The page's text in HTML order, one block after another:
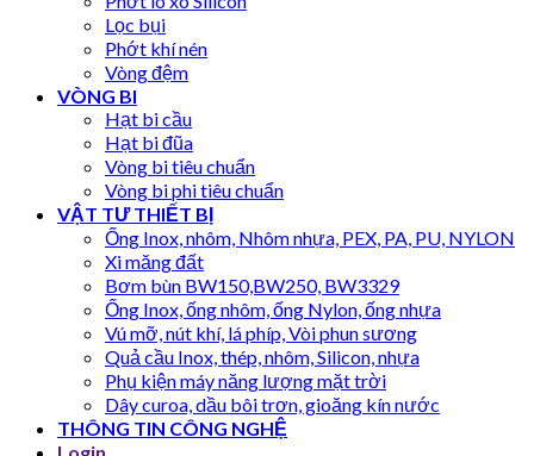
Lọc bụi
Phớt khí nén
Vòng đệm
VÒNG BI
Hạt bi cầu
Hạt bi đũa
Vòng bi tiêu chuẩn
Vòng bi phi tiêu chuẩn
VẬT TƯ THIẾT BỊ
Ống Inox, nhôm, Nhôm nhựa, PEX, PA, PU, NYLON
Xi măng đất
Bơm bùn BW150,BW250, BW3329
Ống Inox, ống nhôm, ống Nylon, ống nhựa
Vú mỡ, nút khí, lá phíp, Vòi phun sương
Quả cầu Inox, thép, nhôm, Silicon, nhựa
Phụ kiện máy năng lượng mặt trời
Dây curoa, dầu bôi trơn, gioăng kín nước
THÔNG TIN CÔNG NGHỆ